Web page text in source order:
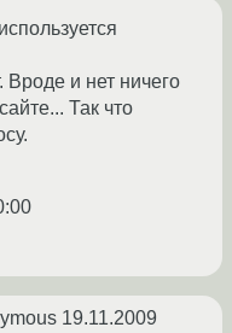
Вроде и нет ничего
Так что
19.11.2009